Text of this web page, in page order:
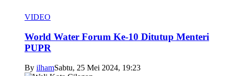
VIDEO
World Water Forum Ke-10 Ditutup Menteri
PUPR
By ilhamSabtu, 25 Mei 2024, 19:23